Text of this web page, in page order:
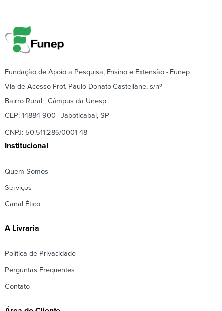
Fundação de Apoio a Pesquisa, Ensino e Extensão - Funep
Via de Acesso Prof. Paulo Donato Castellane, s/nº
Bairro Rural | Câmpus da Unesp
CEP: 14884-900 | Jaboticabal, SP
CNPJ: 50.511.286/0001-48
Institucional
Quem Somos
Serviços
Canal Ético
A Livraria
Política de Privacidade
Perguntas Frequentes
Contato